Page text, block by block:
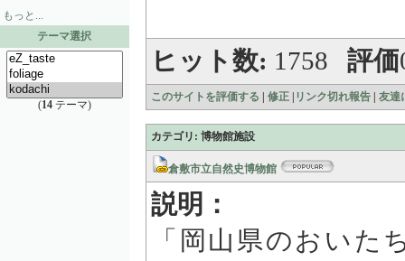
もっと...
テーマ選択
(14 テーマ)
ヒット数: 1758 評価
このサイトを評価する 修正 リンク切れ報告 友達
カテゴリ: 博物館施設
倉敷市立自然史博物館
説明：
「岡山県のおいた